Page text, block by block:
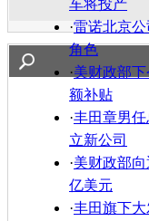
车将投产
·雷诺北京
角色
·美财政部
额补贴
·丰田章男
立新公司
·美财政部
亿美元
·丰田旗下